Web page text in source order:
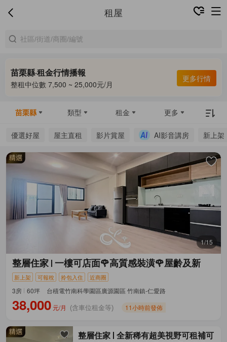
租屋
苗栗縣·租金行情播報
整租中位數 7,500 ~ 25,000元/月
更多行情
苗栗縣 類型 租金 更多
優選好屋 屋主直租 影片賞屋 AI影音講房 新上架
1/15
整層住家 一樓可店面🌹高質感裝潢🌹屋齡及新
新上架 可報稅 拎包入住 近商圈
3房 60坪 台積電竹南科學園區廣源園區 竹南鎮-仁愛路
38,000 元/月 (含車位租金等) 11小時前發佈
整層住家
全新稀有超美視野可租補可